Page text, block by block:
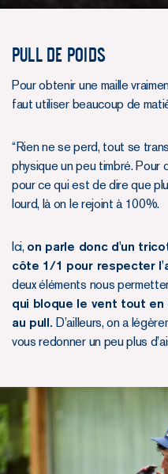
Pull de poids
Pour obtenir une maille
faut utiliser beaucoup de
“Rien ne se perd, tout se
physique un peu timbré. Pour
pour ce qui est de dire que
lourd, là on le rejoint à 100%.
Ici, on parle donc d'un
côte 1/1 pour respecter
deux éléments nous
qui bloque le vent tout
au pull. D’ailleurs, on a
vous redonner un peu plus